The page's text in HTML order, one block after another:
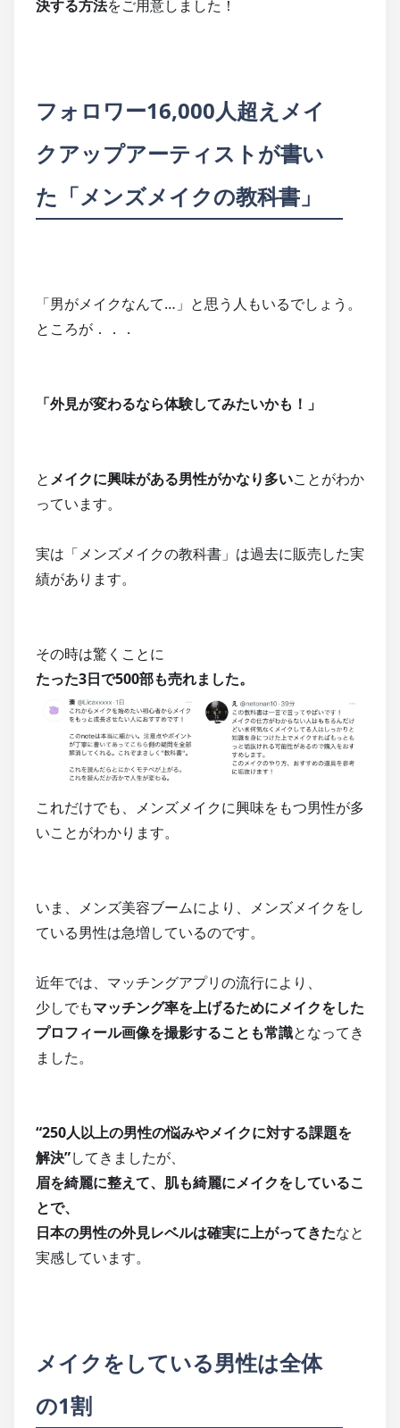
決する方法をご用意しました！
フォロワー16,000人超えメイ
クアップアーティストが書い
た「メンズメイクの教科書」
「男がメイクなんて…」と思う人もいるでしょう。
ところが．．．
「外見が変わるなら体験してみたいかも！」
とメイクに興味がある男性がかなり多いことがわか
っています。
実は「メンズメイクの教科書」は過去に販売した実
績があります。
その時は驚くことに
たった3日で500部も売れました。
これだけでも、メンズメイクに興味をもつ男性が多
いことがわかります。
いま、メンズ美容ブームにより、メンズメイクをし
ている男性は急増しているのです。
近年では、マッチングアプリの流行により、
少しでもマッチング率を上げるためにメイクをした
プロフィール画像を撮影することも常識となってき
ました。
“250人以上の男性の悩みやメイクに対する課題を
解決”してきましたが、
眉を綺麗に整えて、肌も綺麗にメイクをしているこ
とで、
日本の男性の外見レベルは確実に上がってきたなと
実感しています。
メイクをしている男性は全体
の1割